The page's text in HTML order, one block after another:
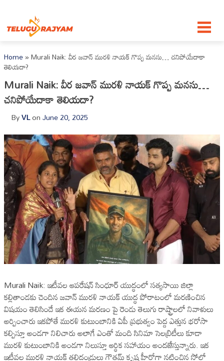
Home»Murali Naik: వీర జవాన్ మురళి నాయక్ గొప్ప మనసు… చనిపోయేదాకా
తెలియదా?
Murali Naik: వీర జవాన్ మురళి నాయక్ గొప్ప మనసు…
చనిపోయేదాకా తెలియదా?
ByVLonJune 20, 2025
Murali Naik: ఇటీవల ఆపరేషన్ సింధూర్ యుద్ధంలో సత్యసాయి జిల్లా
కల్లితాండకు చెందిన జవాన్ మురళి నాయక్ యుద్ధ పోరాటంలో మరణించిన
విషయం తెలిసిందే ఇక ఈయన మరణం పై రెండు తెలుగు రాష్ట్రాలలో నివాళులు
అర్పించారు ఇకపోతే మురళి కుటుంబానికి ఏపీ ప్రభుత్వం పెద్ద ఎత్తున భరోసా
కల్పిస్తూ అండగా నిలిచారు అలాగే ఎంతో మంది సినిమా సెలబ్రిటీలు కూడా
మురళి కుటుంబానికి అండగా నిలుస్తూ ఆర్థిక సహాయం అందజేస్తున్నారు. ఇక
ఇటీవల మురళి నాయక్ తల్లిదండ్రులు గౌతమ్ కృష్ణ హీరోగా నటించిన సోలో